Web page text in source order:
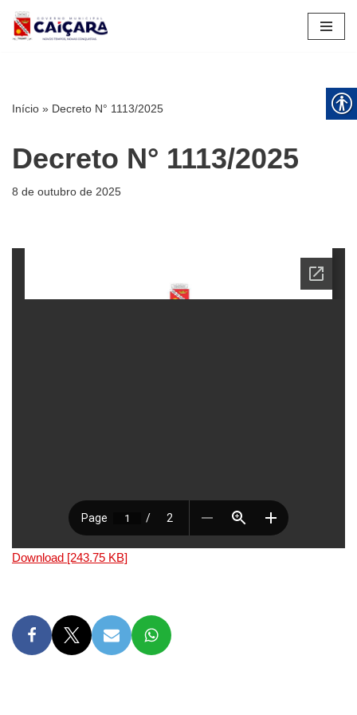
Pular
Início » Decreto N° 1113/2025
Decreto N° 1113/2025
8 de outubro de 2025
Download [243.75 KB]